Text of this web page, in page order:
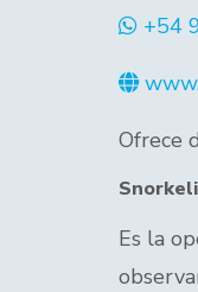
+54
Ofrece
Es la